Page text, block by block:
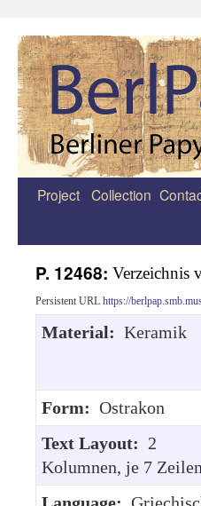
Zum
Project Collection
P. 12468: Verzeichnis
Persistent URL https://
Material: Keramik
Form: Ostrakon
Text Layout: 2
Kolumnen, je 7 Zeilen
Language: